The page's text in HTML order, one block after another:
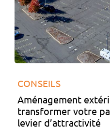
CONSEILS
Aménagement
transformer votre
levier d’attractivité